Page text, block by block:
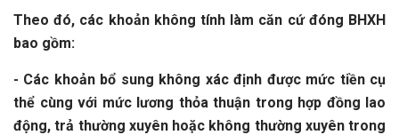
Theo đó, các khoản không tính làm căn cứ đóng BHXH
bao gồm:
- Các khoản bổ sung không xác định được mức tiền cụ
thể cùng với mức lương thỏa thuận trong hợp đồng lao
động, trả thường xuyên hoặc không thường xuyên trong